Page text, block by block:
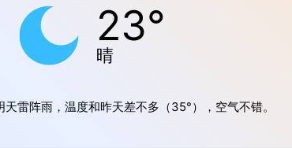
23°
晴
雷阵雨，温度和昨天差不多（35°），空气不错。